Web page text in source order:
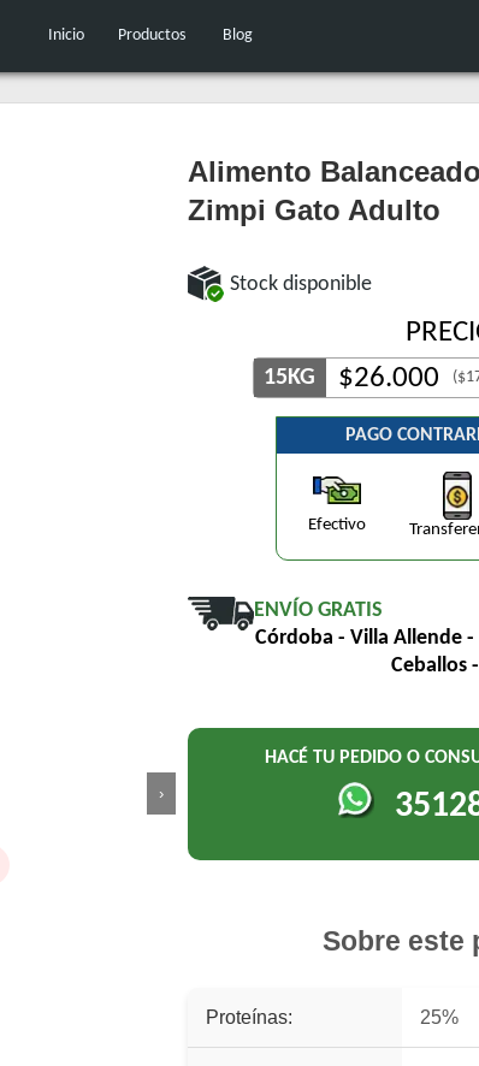
Inicio Productos Blog
›
Alimento
Zimpi Gato Adulto
Stock disponible
15KG $26.000
PAGO
Efectivo
ENVÍO GRATIS
Córdoba - Villa Allende
Ceballos
HACÉ TU PEDIDO O
Sobre este
Proteínas: 25%